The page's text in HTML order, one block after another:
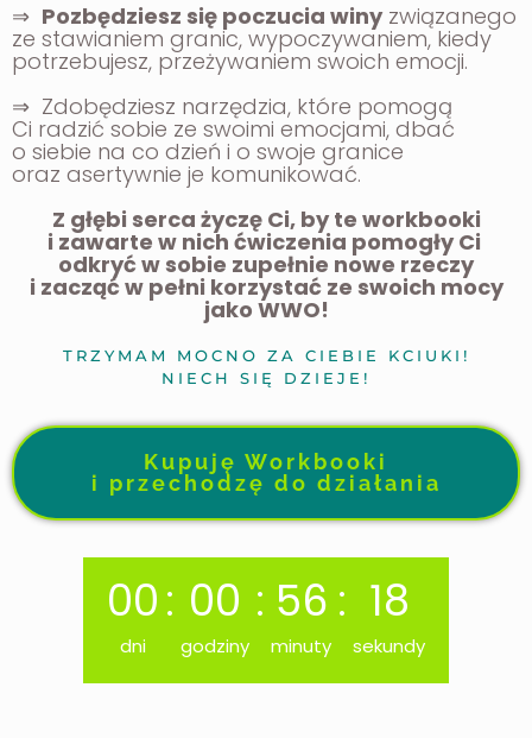
⇒ Pozbędziesz się poczucia winy związanego
ze stawianiem granic, wypoczywaniem, kiedy
potrzebujesz, przeżywaniem swoich emocji.
⇒ Zdobędziesz narzędzia, które pomogą
Ci radzić sobie ze swoimi emocjami, dbać
o siebie na co dzień i o swoje granice
oraz asertywnie je komunikować.
Z głębi serca życzę Ci, by te workbooki
i zawarte w nich ćwiczenia pomogły Ci
odkryć w sobie zupełnie nowe rzeczy
i zacząć w pełni korzystać ze swoich mocy
jako WWO!
TRZYMAM MOCNO ZA CIEBIE KCIUKI!
NIECH SIĘ DZIEJE!
Kupuję Workbooki
i przechodzę do działania
00
dni
: 00
godziny
: 56
minuty
: 16
sekundy